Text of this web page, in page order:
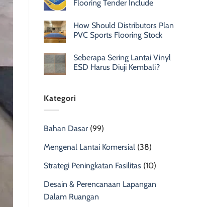
Flooring Tender Include
How Should Distributors Plan
PVC Sports Flooring Stock
Seberapa Sering Lantai Vinyl
ESD Harus Diuji Kembali?
Kategori
Bahan Dasar (99)
Mengenal Lantai Komersial (38)
Strategi Peningkatan Fasilitas (10)
Desain & Perencanaan Lapangan
Dalam Ruangan